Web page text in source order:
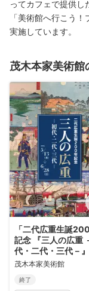
ってカフェで提供し
「美術館へ行こう
実施しています。
茂木本家美術館
「二代広重生誕
記念 『三人の広重
代・二代・三代－』
展」
茂木本家美術館
終了